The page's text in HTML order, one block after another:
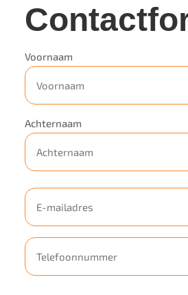
Naam(Vereist)
Voornaam
Achternaam
E-
mailadres
Telefoon